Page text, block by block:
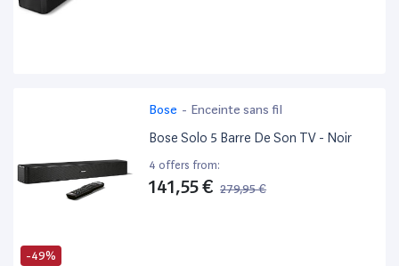
-49%
Bose - Enceinte sans fil
Bose Solo 5 Barre De Son TV - Noir
4 offers from:
141,55 € 279,95 €